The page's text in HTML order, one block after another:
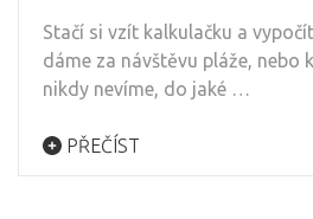
Stačí si vzít kalkulačku a
dáme za návštěvu pláže, nebo
nikdy nevíme, do jaké …
PŘEČÍST